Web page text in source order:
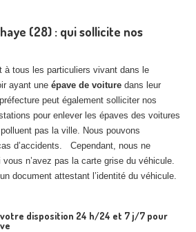
(28) : qui sollicite nos
à tous les particuliers vivant dans le
ayant une épave de voiture dans leur
peut également solliciter nos
pour enlever les épaves des voitures
pas la ville. Nous pouvons
d’accidents. Cependant, nous ne
n’avez pas la carte grise du véhicule.
document attestant l’identité du véhicule.
votre disposition 24 h/24 et 7 j/7 pour